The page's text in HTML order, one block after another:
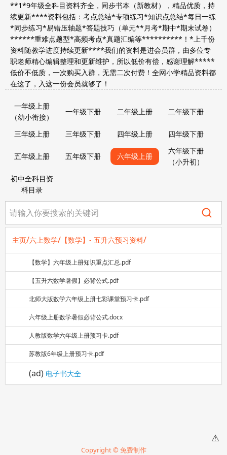
**1*9年级全科目资料齐全，同步书本（新教材），精品优质，持
续更新****资料包括：考点总结*专项练习*知识点总结*每日一练
*同步练习*易错压轴题*答题技巧（单元**月考*期中*期末试卷）
******重难点题型*高频考点*真题汇编等**********！*上千份
资料随教学进度持续更新****我们的资料是进会员群，由多位专
职老师精心编辑整理和更新维护，所以低价有偿，感谢理解*****
低价不低质，一次购买入群，无需二次付费！全网小学精品资料都
在这了，入这一份会员就够了！
一年级上册
（幼小衔接）
一年级下册 二年级上册 二年级下册
三年级上册 三年级下册 四年级上册 四年级下册
五年级上册 五年级下册 六年级上册
六年级下册
（小升初）
初中全科目资
料目录
主页/六上数学/【数学】- 五升六预习资料/
【数学】六年级上册知识重点汇总.pdf
【五升六数学暑假】必背公式.pdf
北师大版数学六年级上册七彩课堂预习卡.pdf
六年级上册数学暑假必背公式.docx
人教版数学六年级上册预习卡.pdf
苏教版6年级上册预习卡.pdf
(ad) 电子书大全
Copyright © 免费制作
⚠